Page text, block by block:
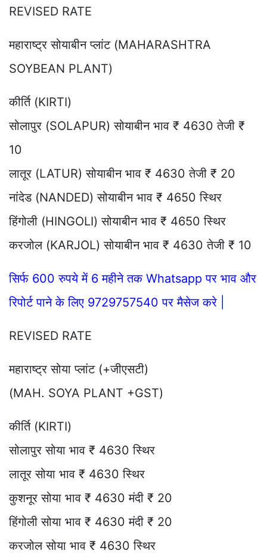
REVISED RATE
महाराष्ट्र सोयाबीन प्लांट (MAHARASHTRA
SOYBEAN PLANT)
कीर्ति (KIRTI)
सोलापुर (SOLAPUR) सोयाबीन भाव ₹ 4630 तेजी ₹
10
लातूर (LATUR) सोयाबीन भाव ₹ 4630 तेजी ₹ 20
नांदेड (NANDED) सोयाबीन भाव ₹ 4650 स्थिर
हिंगोली (HINGOLI) सोयाबीन भाव ₹ 4650 स्थिर
करजोल (KARJOL) सोयाबीन भाव ₹ 4630 तेजी ₹ 10
सिर्फ 600 रुपये में 6 महीने तक Whatsapp पर भाव और
रिपोर्ट पाने के लिए 9729757540 पर मैसेज करे |
REVISED RATE
महाराष्ट्र सोया प्लांट (+जीएसटी)
(MAH. SOYA PLANT +GST)
कीर्ति (KIRTI)
सोलापुर सोया भाव ₹ 4630 स्थिर
लातूर सोया भाव ₹ 4630 स्थिर
कुशनूर सोया भाव ₹ 4630 मंदी ₹ 20
हिंगोली सोया भाव ₹ 4630 मंदी ₹ 20
करजोल सोया भाव ₹ 4630 स्थिर